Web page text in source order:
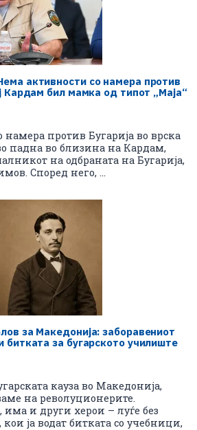
активности со намера против
Кардам бил мамка од типот „Маја“
против Бугарија во врска
падна во близина на Кардам,
на одбраната на Бугарија,
Според него, ...
за Македонија: заборавениот
битката за бугарското училиште
кауза во Македонија,
на револуционерите.
има и други херои – луѓе без
ја водат битката со учебници,